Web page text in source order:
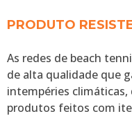
PRODUTO
As redes de beach
de alta qualidade que
intempéries
produtos feitos com